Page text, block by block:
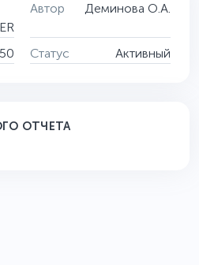
Автор Деминова О.А.
Статус Активный
ОТЧЕТА